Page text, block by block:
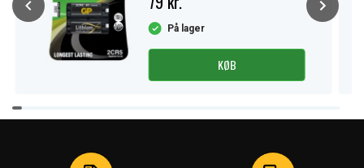
På lager
KØB
Item
1